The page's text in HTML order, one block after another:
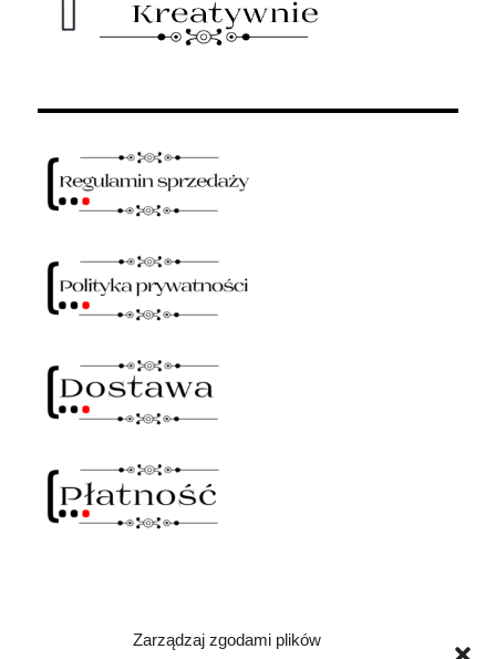
Zarządzaj zgodami plików
NAWIAS OTWARTY